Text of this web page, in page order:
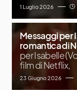
1 Luglio 2026
Messaggi per
romantica di
per Isabelle
film di Netflix,
23 Giugno 2026